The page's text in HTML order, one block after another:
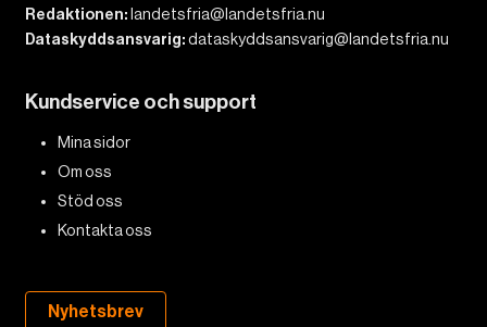
Redaktionen: landetsfria@landetsfria.nu
Dataskyddsansvarig:dataskyddsansvarig@landetsfria.nu
Kundservice och support
Mina sidor
Om oss
Stöd oss
Kontakta oss
Nyhetsbrev